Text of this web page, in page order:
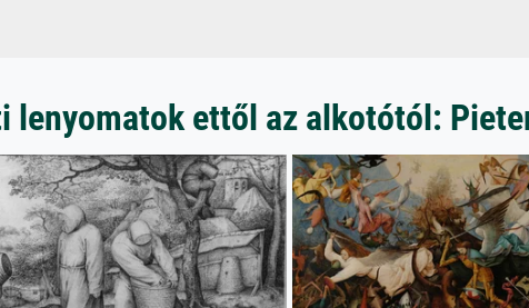
lenyomatok ettől az alkotótól: